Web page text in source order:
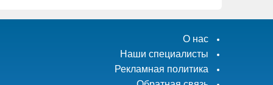
О нас
Наши специалисты
Рекламная политика